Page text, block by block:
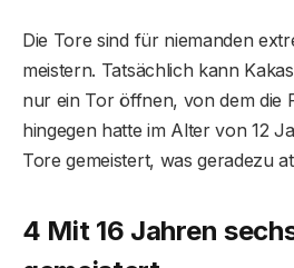
Die Tore sind für niemanden
meistern. Tatsächlich kann
nur ein Tor öffnen, von dem die
hingegen hatte im Alter von 12
Tore gemeistert, was geradezu
4 Mit 16 Jahren